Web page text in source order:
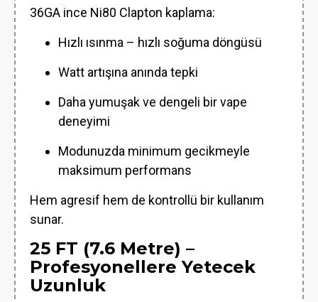
36GA ince Ni80 Clapton kaplama:
Hızlı ısınma – hızlı soğuma döngüsü
Watt artışına anında tepki
Daha yumuşak ve dengeli bir vape
deneyimi
Modunuzda minimum gecikmeyle
maksimum performans
Hem agresif hem de kontrollü bir kullanım
sunar.
25 FT (7.6 Metre) –
Profesyonellere Yetecek
Uzunluk